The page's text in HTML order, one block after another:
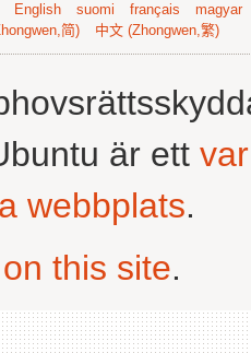
English suomi français
magyar
简) 中文 (Zhongwen,繁)
är ett
webbplats.
this site.